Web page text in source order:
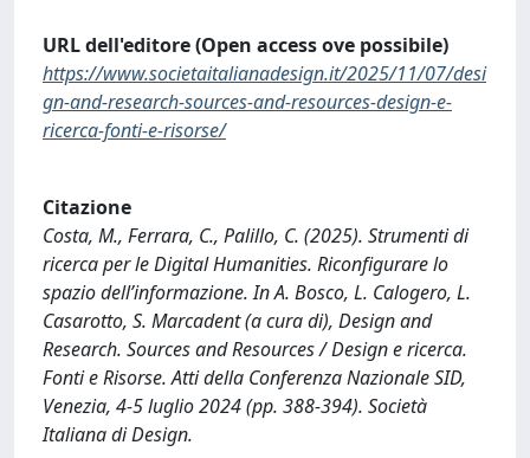
URL dell'editore (Open access ove possibile)
https://www.societaitalianadesign.it/2025/11/07/desi
gn-and-research-sources-and-resources-design-e-
ricerca-fonti-e-risorse/
Citazione
Costa, M., Ferrara, C., Palillo, C. (2025). Strumenti di
ricerca per le Digital Humanities. Riconfigurare lo
spazio dell’informazione. In A. Bosco, L. Calogero, L.
Casarotto, S. Marcadent (a cura di), Design and
Research. Sources and Resources / Design e ricerca.
Fonti e Risorse. Atti della Conferenza Nazionale SID,
Venezia, 4-5 luglio 2024 (pp. 388-394). Società
Italiana di Design.